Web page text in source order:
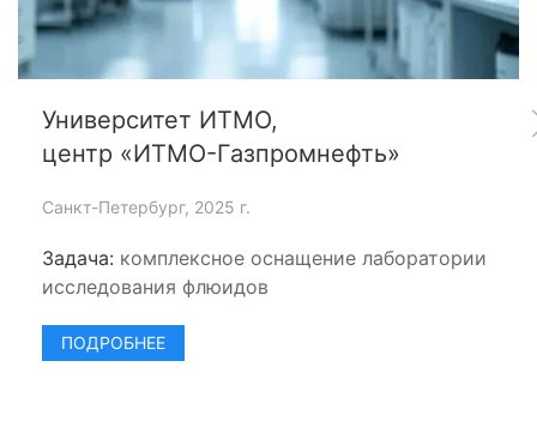
Университет ИТМО,
центр «ИТМО-Газпромнефть»
Санкт-Петербург, 2025 г.
Задача: комплексное оснащение лаборатории
исследования флюидов
ПОДРОБНЕЕ